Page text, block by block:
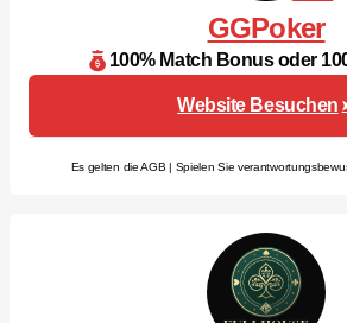
GGPoker
100% Match Bonus oder
Website Besuchen
Es gelten die AGB | Spielen Sie